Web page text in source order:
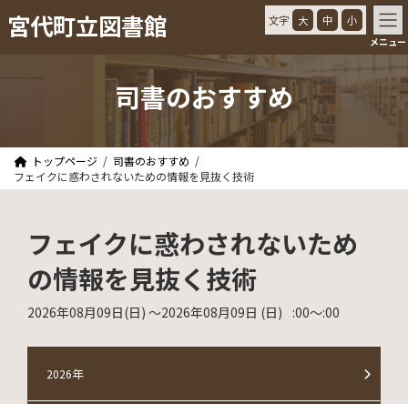
ン
ビ宮代町立図書館 文字 大 中 小
メニュー
司書のおすすめ
トップページ
司書のおすすめ
フェイクに惑わされないための情報を見抜く技術
フェイクに惑わされないため
の情報を見抜く技術
2026年08月09日(日) 〜2026年08月09日 (日) :00〜:00
2026年